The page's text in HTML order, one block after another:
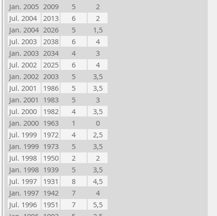
Jan. 2005 2009 5
2
Jul. 2004
2013 6
2
Jan. 2004 2026 5
1,5
Jul. 2003
2038 6
4
Jan. 2003 2034 4
3
Jul. 2002
2025 6
4
Jan. 2002 2003 5
3,5
Jul. 2001
1986 5
3,5
Jan. 2001 1983 5
3
Jul. 2000
1982 4
3,5
Jan. 2000 1963 1
0
Jul. 1999
1972 4
2,5
Jan. 1999 1973 5
3,5
Jul. 1998
1950 2
2
Jan. 1998 1939 5
3,5
Jul. 1997
1931 8
4,5
Jan. 1997 1942 7
4
Jul. 1996
1951 7
5,5